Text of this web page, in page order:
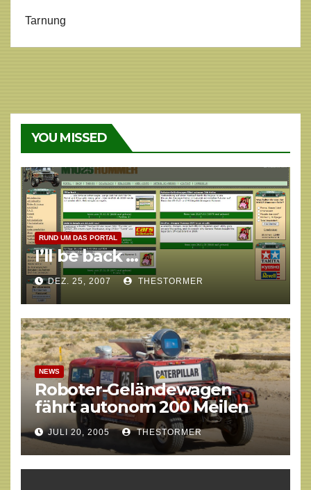
Tarnung
YOU MISSED
RUND UM DAS PORTAL
I’ll be back …
DEZ. 25, 2007 THESTORMER
NEWS
Roboter-Geländewagen
fährt autonom 200 Meilen
JULI 20, 2005 THESTORMER